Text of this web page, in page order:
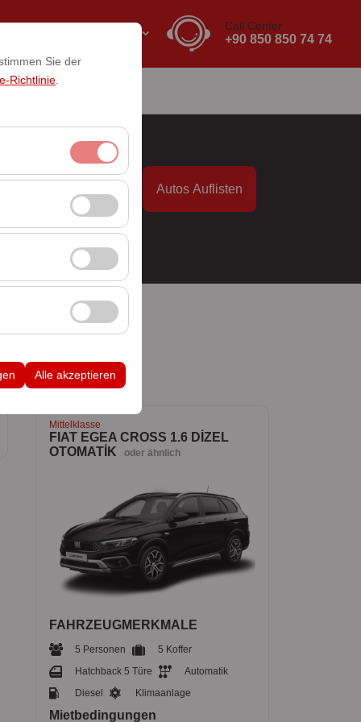
Sie der
Richtlinie
meistbesuchte
und die
anzuzeigen
Alle akzeptieren
Call Center
+90 850 850 74 74
Autos Auflisten
Mittelklasse
FIAT EGEA CROSS 1.6 DİZEL
OTOMATİK
oder ähnlich
FAHRZEUGMERKMALE
5 Personen
5 Koffer
Hatchback 5 Türe
Automatik
Diesel
Klimaanlage
Mietbedingungen